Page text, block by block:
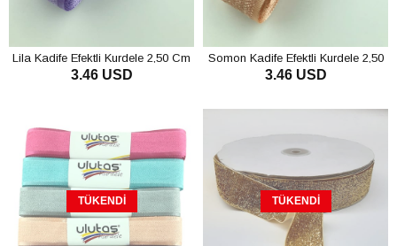
Lila Kadife Efektli Kurdele 2,50 Cm
3.46 USD
Somon Kadife Efektli Kurdele 2,50
Cm
3.46 USD
TÜKENDI TÜKENDI